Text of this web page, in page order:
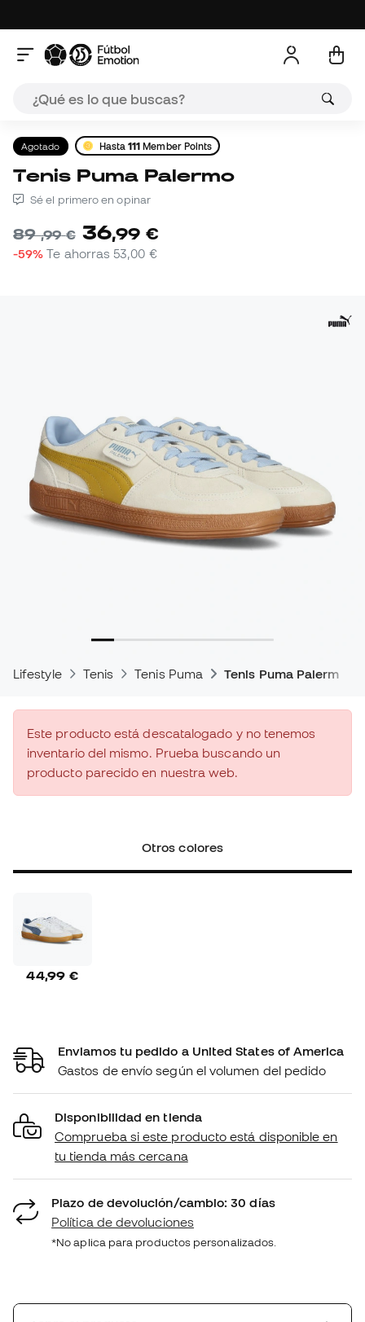
Agotado Hasta111 Member Points
Tenis Puma Palermo
Sé el primero en opinar
89,99 € 36,99 €
-59% Te ahorras53,00 €
Lifestyle Tenis Tenis Puma Tenis Puma Palermo
Este producto está descatalogado y no tenemos
inventario del mismo. Prueba buscando un
producto parecido en nuestra web.
Otros colores
44,99 €
Enviamos tu pedido a United States of America
Gastos de envío según el volumen del pedido
Disponibilidad en tienda
Comprueba si este producto está disponible en
tu tienda más cercana
Plazo de devolución/cambio: 30 días
Política de devoluciones
*No aplica para productos personalizados.